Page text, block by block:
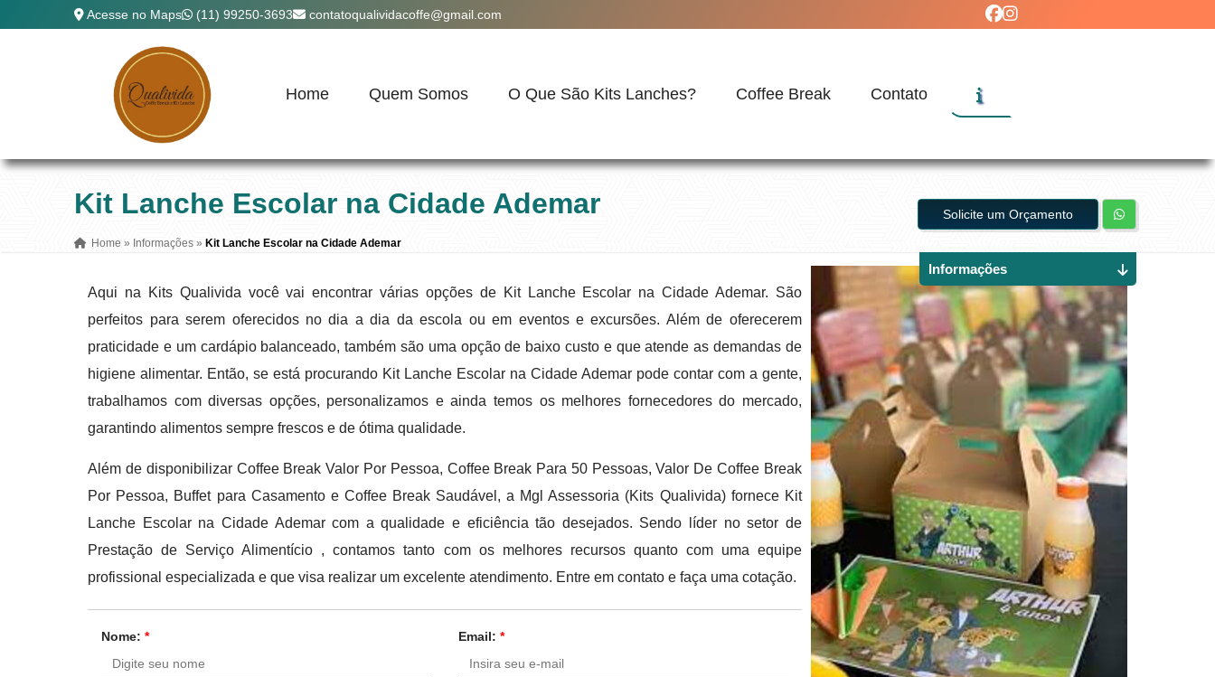
Acesse no Maps (11) 99250-3693 contatoqualividacoffe@gmail.com
Home Quem Somos O Que São Kits Lanches? Coffee Break Contato
Kit Lanche Escolar na Cidade Ademar
Home » Informações » Kit Lanche Escolar na Cidade Ademar
Solicite um Orçamento
Aqui na Kits Qualivida você vai encontrar várias opções de Kit Lanche Escolar na Cidade Ademar. São
perfeitos para serem oferecidos no dia a dia da escola ou em eventos e excursões. Além de oferecerem
praticidade e um cardápio balanceado, também são uma opção de baixo custo e que atende as demandas de
higiene alimentar. Então, se está procurando Kit Lanche Escolar na Cidade Ademar pode contar com a gente,
trabalhamos com diversas opções, personalizamos e ainda temos os melhores fornecedores do mercado,
garantindo alimentos sempre frescos e de ótima qualidade.
Além de disponibilizar Coffee Break Valor Por Pessoa, Coffee Break Para 50 Pessoas, Valor De Coffee Break
Por Pessoa, Buffet para Casamento e Coffee Break Saudável, a Mgl Assessoria (Kits Qualivida) fornece Kit
Lanche Escolar na Cidade Ademar com a qualidade e eficiência tão desejados. Sendo líder no setor de
Prestação de Serviço Alimentício , contamos tanto com os melhores recursos quanto com uma equipe
profissional especializada e que visa realizar um excelente atendimento. Entre em contato e faça uma cotação.
Nome:* Email: *
Informações